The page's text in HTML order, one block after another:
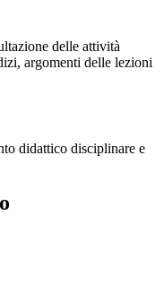
delle attività
argomenti delle lezioni
didattico disciplinare e